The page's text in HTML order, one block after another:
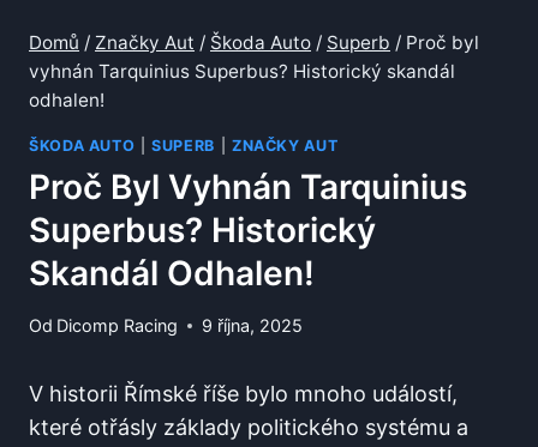
Domů / Značky Aut / Škoda Auto / Superb / Proč byl
vyhnán Tarquinius Superbus? Historický skandál
odhalen!
ŠKODA AUTO |SUPERB ZNAČKY AUT
Proč Byl Vyhnán Tarquinius
Superbus? Historický
Skandál Odhalen!
Od Dicomp Racing 9 října, 2025
V historii Římské říše bylo mnoho událostí,
které otřásly základy politického systému a